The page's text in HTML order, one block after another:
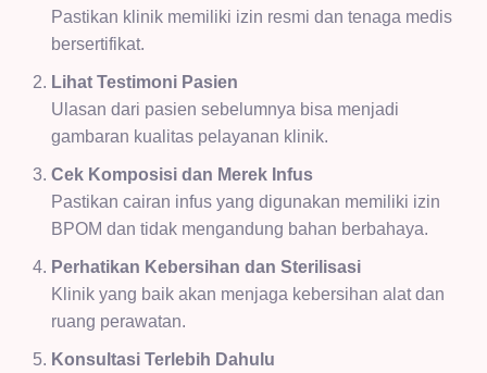
Pastikan klinik memiliki izin resmi dan tenaga medis
bersertifikat.
Lihat Testimoni Pasien
Ulasan dari pasien sebelumnya bisa menjadi
gambaran kualitas pelayanan klinik.
Cek Komposisi dan Merek Infus
Pastikan cairan infus yang digunakan memiliki izin
BPOM dan tidak mengandung bahan berbahaya.
Perhatikan Kebersihan dan Sterilisasi
Klinik yang baik akan menjaga kebersihan alat dan
ruang perawatan.
Konsultasi Terlebih Dahulu